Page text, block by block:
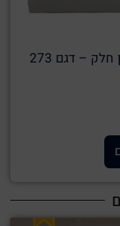
– דגם 273